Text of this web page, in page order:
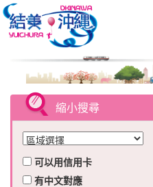
縮小搜尋
可以用信用卡
有中文對應